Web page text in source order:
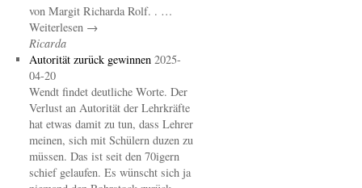
von Margit Richarda Rolf. . …
Weiterlesen →
Ricarda
Autorität zurück gewinnen 2025-
04-20
Wendt findet deutliche Worte. Der
Verlust an Autorität der Lehrkräfte
hat etwas damit zu tun, dass Lehrer
meinen, sich mit Schülern duzen zu
müssen. Das ist seit den 70igern
schief gelaufen. Es wünscht sich ja